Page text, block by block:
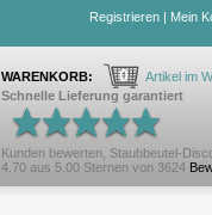
Registrieren | Mein
WARENKORB: 0
Artikel im
Schnelle Lieferung garantiert
Kunden bewerten, Staubbeutel-
4.70 aus 5.00 Sternen von 3624